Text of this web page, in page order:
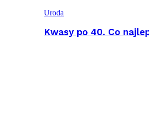
Uroda
Kwasy po 40. Co